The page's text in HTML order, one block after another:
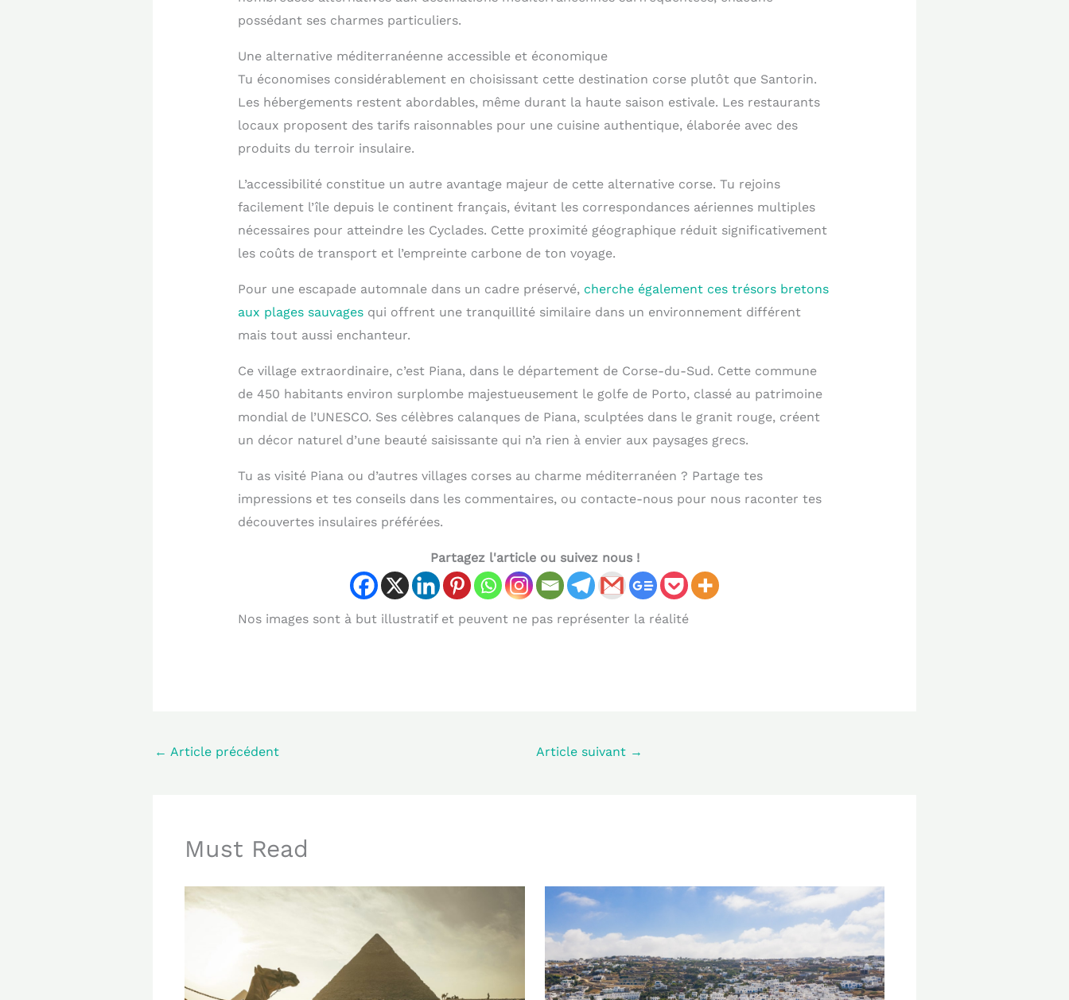
possédant ses charmes particuliers.
Une alternative méditerranéenne accessible et économique
Tu économises considérablement en choisissant cette destination corse plutôt que Santorin.
Les hébergements restent abordables, même durant la haute saison estivale. Les restaurants
locaux proposent des tarifs raisonnables pour une cuisine authentique, élaborée avec des
produits du terroir insulaire.
L’accessibilité constitue un autre avantage majeur de cette alternative corse. Tu rejoins
facilement l’île depuis le continent français, évitant les correspondances aériennes multiples
nécessaires pour atteindre les Cyclades. Cette proximité géographique réduit significativement
les coûts de transport et l’empreinte carbone de ton voyage.
Pour une escapade automnale dans un cadre préservé, cherche également ces trésors bretons
aux plages sauvagesqui offrent une tranquillité similaire dans un environnement différent
mais tout aussi enchanteur.
Ce village extraordinaire, c’est Piana, dans le département de Corse-du-Sud. Cette commune
de 450 habitants environ surplombe majestueusement le golfe de Porto, classé au patrimoine
mondial de l’UNESCO. Ses célèbres calanques de Piana, sculptées dans le granit rouge, créent
un décor naturel d’une beauté saisissante qui n’a rien à envier aux paysages grecs.
Tu as visité Piana ou d’autres villages corses au charme méditerranéen ? Partage tes
impressions et tes conseils dans les commentaires, ou contacte-nous pour nous raconter tes
découvertes insulaires préférées.
Partagez l'article ou suivez nous !
Nos images sont à but illustratif et peuvent ne pas représenter la réalité
← Article précédent Article suivant →
Must Read